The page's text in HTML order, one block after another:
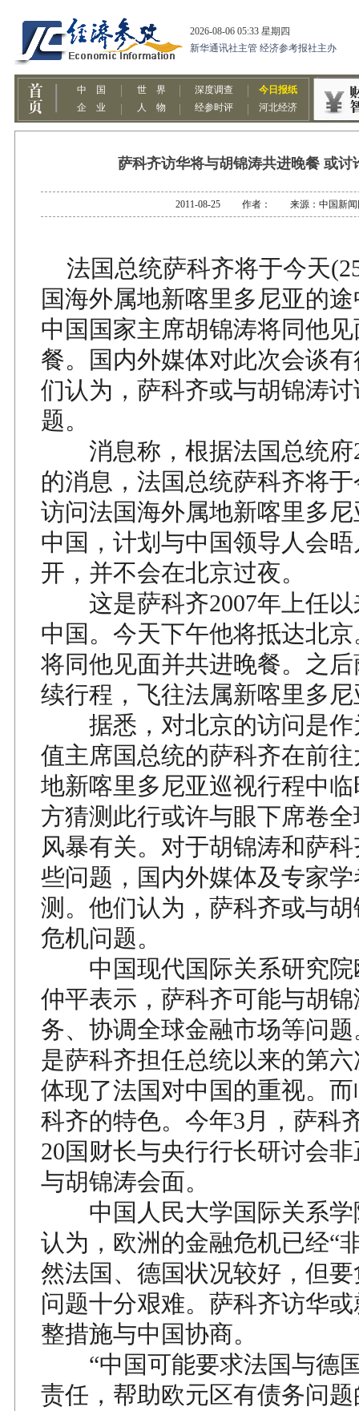
萨科齐访华将与胡锦涛共进晚餐 或讨
2011-08-25 作者： 来源：中国新闻
法国总统萨科齐将于今天
国海外属地新喀里多尼亚的
中国国家主席胡锦涛将同他
餐。国内外媒体对此次会谈
们认为，萨科齐或与胡锦涛
题。
消息称，根据法国总统府
的消息，法国总统萨科齐将
访问法国海外属地新喀里多
中国，计划与中国领导人会
开，并不会在北京过夜。
这是萨科齐2007年上任以
中国。今天下午他将抵达北
将同他见面并共进晚餐。之
续行程，飞往法属新喀里多
据悉，对北京的访问是作
值主席国总统的萨科齐在前
地新喀里多尼亚巡视行程中
方猜测此行或许与眼下席卷
风暴有关。对于胡锦涛和萨
些问题，国内外媒体及专家
测。他们认为，萨科齐或与
危机问题。
中国现代国际关系研究院
仲平表示，萨科齐可能与胡
务、协调全球金融市场等问
是萨科齐担任总统以来的第
体现了法国对中国的重视。
科齐的特色。今年3月，萨科
20国财长与央行行长研讨会
与胡锦涛会面。
中国人民大学国际关系学
认为，欧洲的金融危机已经“
然法国、德国状况较好，但
问题十分艰难。萨科齐访华
整措施与中国协商。
“中国可能要求法国与德
责任，帮助欧元区有债务问